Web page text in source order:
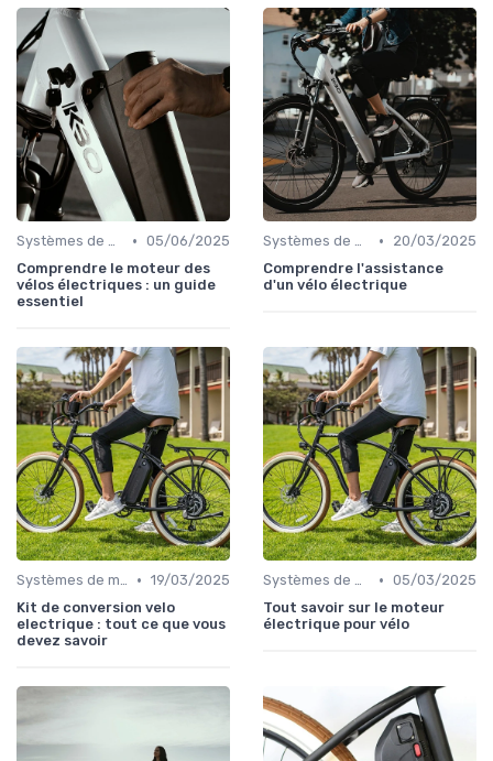
Systèmes de motorisation • 05/06/2025
Comprendre le moteur des
vélos électriques : un guide
essentiel
Systèmes de motorisation •
20/03/2025
Comprendre l'assistance
d'un vélo électrique
Systèmes de motorisation • 19/03/2025
Kit de conversion velo
electrique : tout ce que vous
devez savoir
Systèmes de motorisation • 05/03/2025
Tout savoir sur le moteur
électrique pour vélo